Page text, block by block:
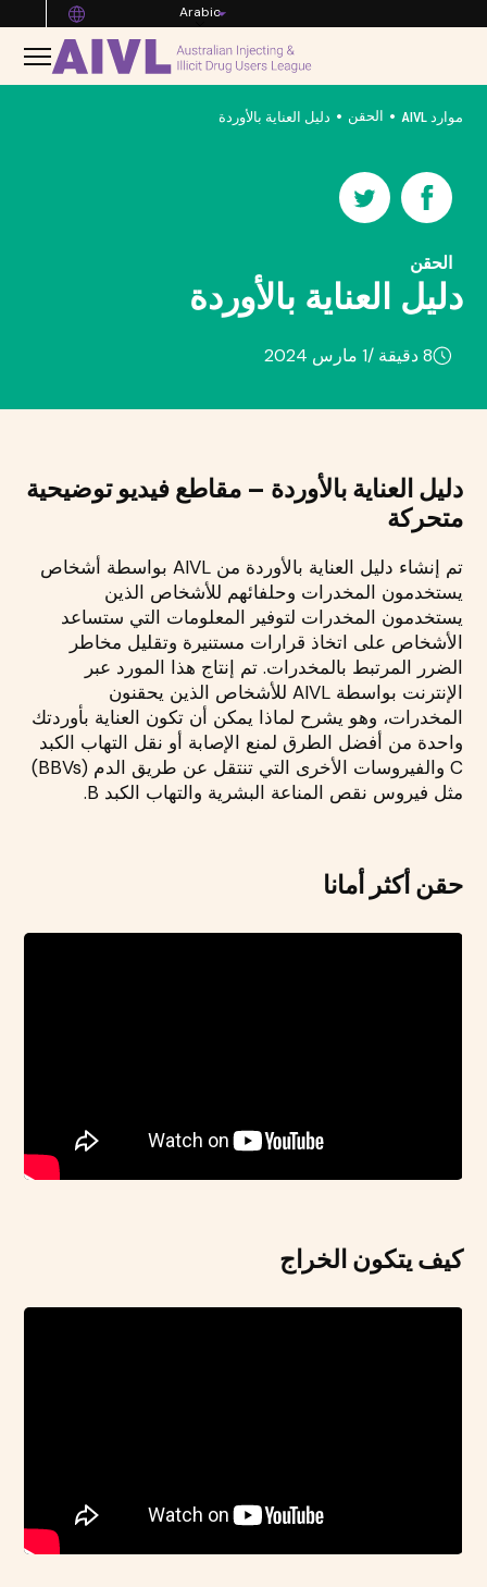
Arabic
موارد AIVL • الحقن • دليل العناية بالأوردة
الحقن
دليل العناية بالأوردة
8 دقيقة / 1 مارس 2024
دليل العناية بالأوردة – مقاطع فيديو توضيحية
متحركة
تم إنشاء دليل العناية بالأوردة من AIVL بواسطة أشخاص
يستخدمون المخدرات وحلفائهم للأشخاص الذين
يستخدمون المخدرات لتوفير المعلومات التي ستساعد
الأشخاص على اتخاذ قرارات مستنيرة وتقليل مخاطر
الضرر المرتبط بالمخدرات. تم إنتاج هذا المورد عبر
الإنترنت بواسطة AIVL للأشخاص الذين يحقنون
المخدرات، وهو يشرح لماذا يمكن أن تكون العناية بأوردتك
واحدة من أفضل الطرق لمنع الإصابة أو نقل التهاب الكبد
C والفيروسات الأخرى التي تنتقل عن طريق الدم (BBVs)
مثل فيروس نقص المناعة البشرية والتهاب الكبد B.
حقن أكثر أمانا
كيف يتكون الخراج